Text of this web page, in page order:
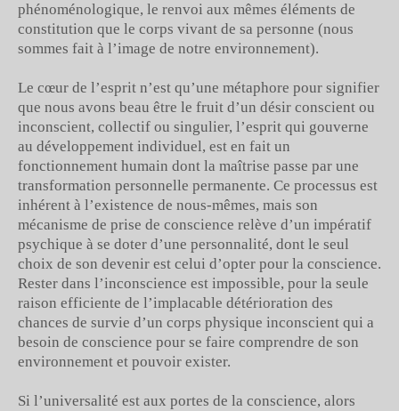
phénoménologique, le renvoi aux mêmes éléments de
constitution que le corps vivant de sa personne (nous
sommes fait à l’image de notre environnement).
Le cœur de l’esprit n’est qu’une métaphore pour signifier
que nous avons beau être le fruit d’un désir conscient ou
inconscient, collectif ou singulier, l’esprit qui gouverne
au développement individuel, est en fait un
fonctionnement humain dont la maîtrise passe par une
transformation personnelle permanente. Ce processus est
inhérent à l’existence de nous-mêmes, mais son
mécanisme de prise de conscience relève d’un impératif
psychique à se doter d’une personnalité, dont le seul
choix de son devenir est celui d’opter pour la conscience.
Rester dans l’inconscience est impossible, pour la seule
raison efficiente de l’implacable détérioration des
chances de survie d’un corps physique inconscient qui a
besoin de conscience pour se faire comprendre de son
environnement et pouvoir exister.
Si l’universalité est aux portes de la conscience, alors